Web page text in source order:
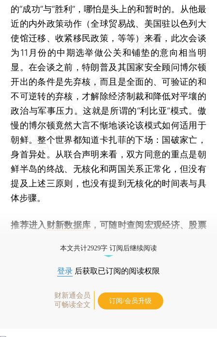
的“成功”与“胜利”，哪怕是头上的和暂时的。从他最
近的内外政策动作（全球贸易战、美国驻以色列大
使馆迁移、收紧移民政策，等等）来看，此次会谈
为11月份的中期选举做公关和铺垫的意向相当明
显。在会谈之前，特朗普及其国家安全顾问博尔顿
开出的条件是先弃核，而且是全面的、可验证的和
不可逆转的弃核，才解除经济制裁和降低对平壤的
政治与军事压力。这就是所谓的“利比亚”模式。傲
慢的博尔顿竟然大言不惭地谈论该模式如何适用于
朝鲜。整个世界都知道卡扎菲的下场：国破家亡，
身首异处。从联合声明来看，双方同意的重点是朝
鲜半岛的终战、无核化和两国关系正常化，但没有
提及上述三原则，也没有提到无核化的时间表与具
体步骤。
推荐进入 财新数据库 ，可随时查阅宏观经济、股票
本文共计2929字 订阅后继续阅读
登录 后获取已订阅的阅读权限
财新通会员
可畅读全文
订阅/会员升级